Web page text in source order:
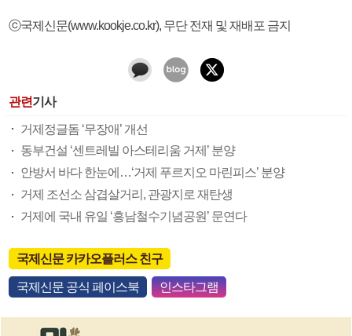
ⓒ국제신문(www.kookje.co.kr), 무단 전재 및 재배포 금지
관련기사
거제정글돔 ‘무장애’ 개선
동부건설 ‘센트레빌 아스테리움 거제’ 분양
안방서 바다 한눈에…‘거제 푸르지오 마린피스’ 분양
거제 조선소 삼겹살거리, 관광지로 재탄생
거제에 국내 유일 ‘흥남철수기념공원’ 문연다
국제신문 카카오플러스 친구
국제신문 공식 페이스북 인스타그램